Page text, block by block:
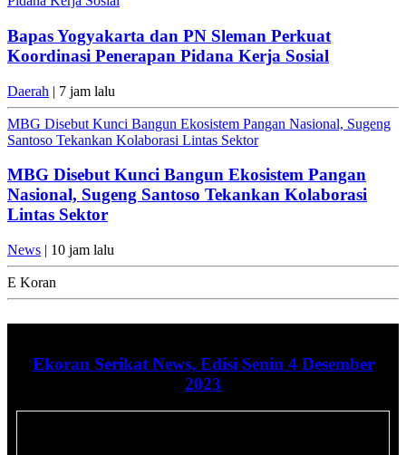
Bapas Yogyakarta dan PN Sleman Perkuat
Koordinasi Penerapan Pidana Kerja Sosial
Daerah | 7 jam lalu
MBG Disebut Kunci Bangun Ekosistem Pangan Nasional, Sugeng
Santoso Tekankan Kolaborasi Lintas Sektor
MBG Disebut Kunci Bangun Ekosistem Pangan
Nasional, Sugeng Santoso Tekankan Kolaborasi
Lintas Sektor
News | 10 jam lalu
E Koran
Ekoran Serikat News, Edisi Senin 4 Desember
2023